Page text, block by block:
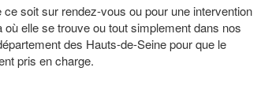
soit sur rendez-vous ou pour une intervention
elle se trouve ou tout simplement dans nos
des Hauts-de-Seine pour que le
pris en charge.